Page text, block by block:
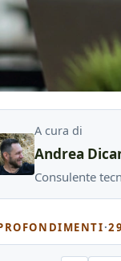
A cura di
Andrea
Consulente
·